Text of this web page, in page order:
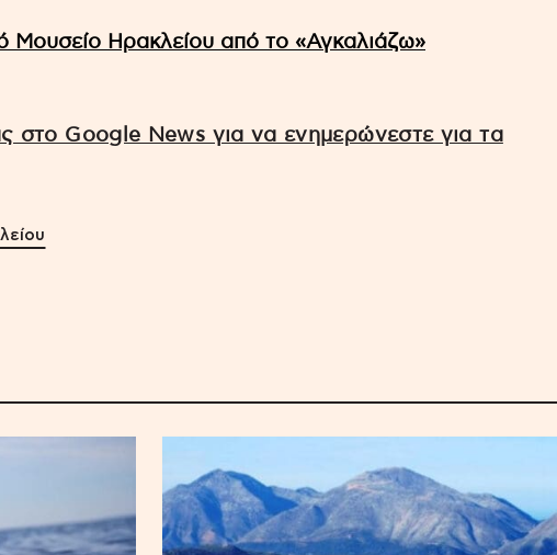
Μουσείο Ηρακλείου από το «Αγκαλιάζω»
στο Google News για να ενημερώνεστε για τα